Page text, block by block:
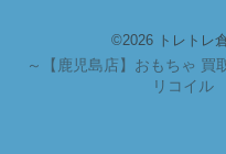
©2026 トレトレ
～
【鹿児島店】おもちゃ 買
リコイル